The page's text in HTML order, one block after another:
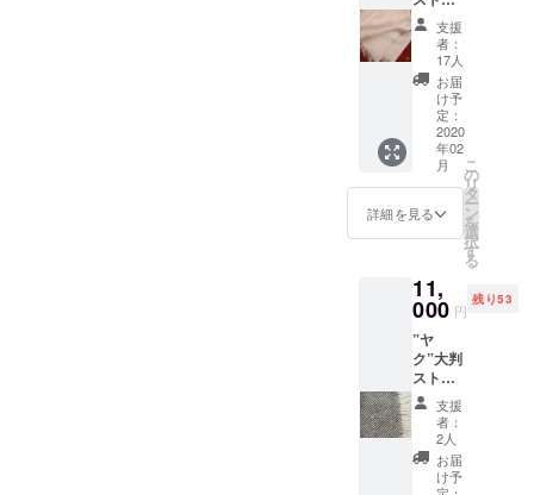
Thai/Ch
iang
mai 、8
月お盆
ASO
BIKE
HEAVE
N、9月
山水人
など。
ケ
ジュー
Instagr
amや
Facebo
okペー
ジに季
節ごと
にアッ
プしま
すの
で、ご
確認く
ださ
県糸島
市波多
江631-
1）また
は、
Superst
itious
Asian
healing
（福岡
区曙2丁
目）海
ストラ
ン da
PORTO
（福岡
市西区
宮浦
2129-
26）、
また
は、パ
トロン
合は別
のお色
でご用
意しま
す。備
考欄に
第２希
望のお
色をお
知らせ
い。 素
材：ヤ
送料無
料
ホワイ
ト ４、
ピンク
＆ホワ
イト ※
ピンク
に関し
ては、
現地の
事情に
より、
できな
い場合
あり、
その場
合は別
のお色
でご用
意しま
す。備
考欄に
い。 ま
た、こ
ちらの
限定数
が終了
した場
合は、
大変お
手数で
すが、
上記の
から適
当な色
を選
び、備
考欄に
『白希
望』
『色柄
お任せ
希望』
と明記
ル
【ナ
チュラ
ルホワ
イト】
男女兼
ズ 幅
90cm×
長さ
180cm
※手織り
生産の
若干の
誤差は
ご了承
くださ
い。 ホ
ワイト
は、染
めや漂
白がな
いナ
チュラ
支援
者：
17人
お届
け予
定：
2020
年02
月
詳細を見る
こ
の
リ
タ
ー
ン
を
選
択
す
る
11,
000 円
残り53
”ヤ
ク”大判
ストー
ル
【グレ
イ×ホワ
イト】
男女兼
支援
者：
2人
お届
け予